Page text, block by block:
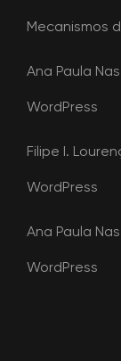
Mecanismos
Ana Paula
WordPress
Filipe I.
WordPress
Ana Paula
WordPress